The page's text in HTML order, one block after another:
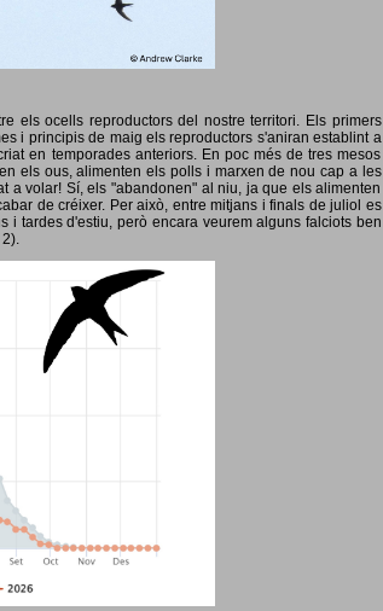
els ocells reproductors del nostre territori. Els primers
i principis de maig els reproductors s'aniran establint a
en temporades anteriors. En poc més de tres mesos
els ous, alimenten els polls i marxen de nou cap a les
a volar! Sí, els "abandonen" al niu, ja que els alimenten
de créixer. Per això, entre mitjans i finals de juliol es
i tardes d'estiu, però encara veurem alguns falciots ben